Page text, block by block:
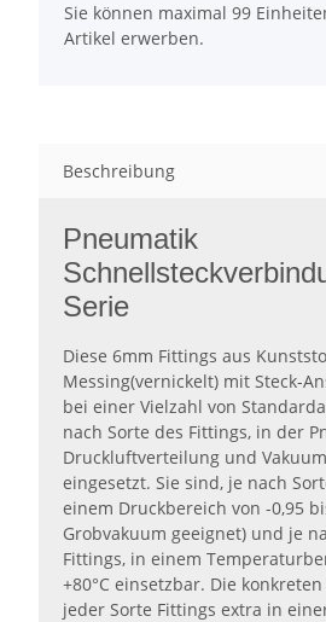
Sie können maximal 99
Artikel erwerben.
Beschreibung
Pneumatik
Serie
Diese 6mm Fittings aus
Messing(vernickelt) mit Steck-
bei einer Vielzahl von
nach Sorte des Fittings, in der
Druckluftverteilung und
eingesetzt. Sie sind, je nach
einem Druckbereich von -0,95
Grobvakuum geeignet) und je
Fittings, in einem
+80°C einsetzbar. Die
jeder Sorte Fittings extra in